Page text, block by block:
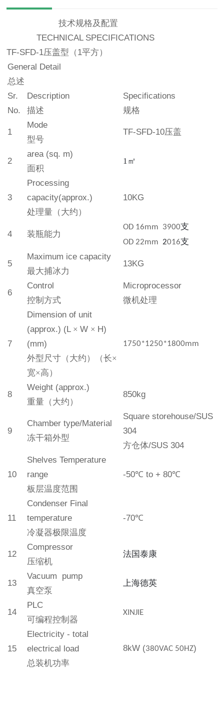
技术规格及配置
TECHNICAL SPECIFICATIONS
TF-SFD-1压盖型 （1平方）
General Detail
总述
Sr.
No.
Description
描述
Specifications
规格
1
Mode
型号
TF-SFD-10压盖
2
area (sq. m)
面积
1㎡
3
Processing
capacity(approx.)
处理量（大约）
10KG
4 装瓶能力
OD 16mm 3900支
OD 22mm2016支
5
Maximum ice capacity
最大捕冰力
13KG
6
Control
控制方式
Microprocessor
微机处理
7
Dimension of unit
(approx.) (L ×W × H)
(mm)
外型尺寸（大约）（长×
宽×高）
1750*1250*1800mm
8
Weight (approx.)
重量（大约）
850kg
9
Chamber type/Material
冻干箱外型
Square storehouse/SUS
304
方仓体/SUS 304
10
Shelves Temperature
range
板层温度范围
-50℃ to +80℃
11
Condenser Final
temperature
冷凝器极限温度
-70℃
12
Compressor
压缩机
法国泰康
13
Vacuum pump
真空泵
上海德英
14
PLC
可编程控制器
XINJIE
15
Electricity - total
electrical load
总装机功率
8kW (380VAC 50HZ)